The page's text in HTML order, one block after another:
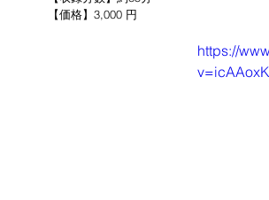
【価格】3,000 円
https://